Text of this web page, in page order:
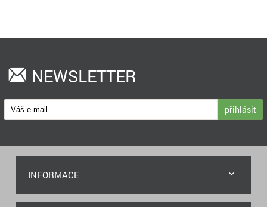
NEWSLETTER
přihlásit
INFORMACE